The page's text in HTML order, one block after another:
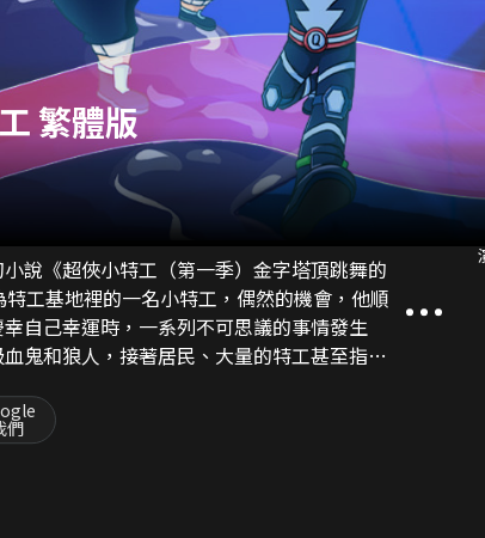
繁體版
說《超俠小特工（第一季）金字塔頂跳舞的
工基地裡的一名小特工，偶然的機會，他順
自己幸運時，一系列不可思議的事情發生
鬼和狼人，接著居民、大量的特工甚至指揮
和奇奇怪有關，奇奇怪被押，等待審判，而
人利用了。
們